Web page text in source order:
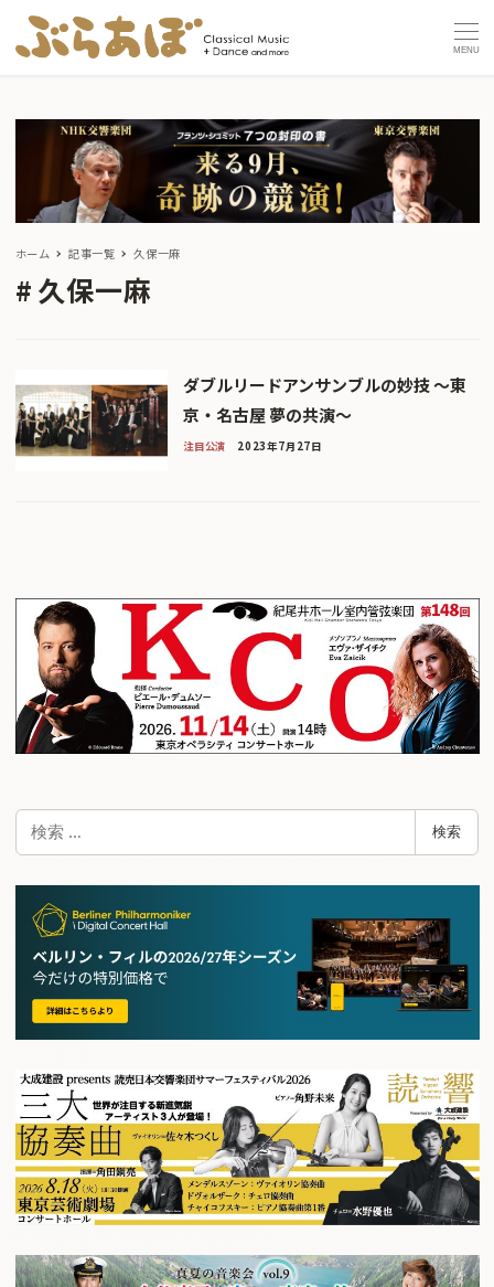
MENU
ホーム 記事一覧 久保一麻
久保一麻
ダブルリードアンサンブルの妙技 〜東
京・名古屋 夢の共演〜
注目公演 2023年7月27日
検
検索